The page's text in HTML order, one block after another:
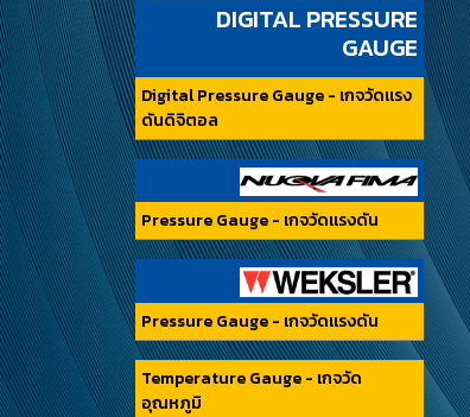
DIGITAL PRESSURE
GAUGE
Digital Pressure Gauge - เกจวัดแรง
ดันดิจิตอล
Pressure Gauge - เกจวัดแรงดัน
Pressure Gauge - เกจวัดแรงดัน
Temperature Gauge - เกจวัด
อุณหภูมิ